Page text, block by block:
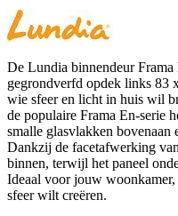
De Lundia binnendeur
gegrondverfd opdek links 83
wie sfeer en licht in huis wil
de populaire Frama En-serie
smalle glasvlakken bovenaan
Dankzij de facetafwerking
binnen, terwijl het paneel
Ideaal voor jouw
sfeer wilt creëren.